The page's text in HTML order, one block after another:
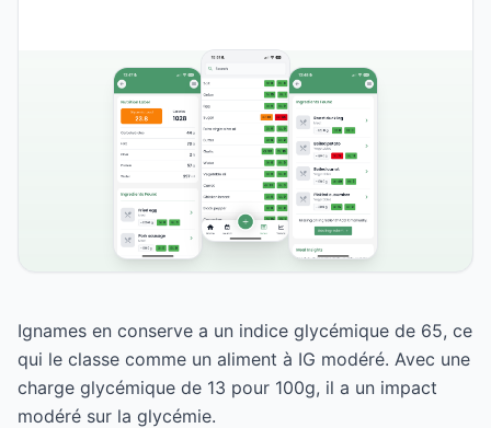
Ignames en conserve a un indice glycémique de 65, ce
qui le classe comme un aliment à IG modéré. Avec une
charge glycémique de 13 pour 100g, il a un impact
modéré sur la glycémie.